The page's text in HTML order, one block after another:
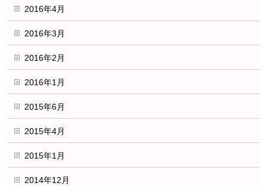
2016年4月
2016年3月
2016年2月
2016年1月
2015年6月
2015年4月
2015年1月
2014年12月